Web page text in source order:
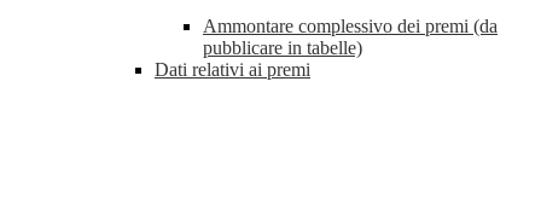
Ammontare complessivo dei premi (da
pubblicare in tabelle)
Dati relativi ai premi